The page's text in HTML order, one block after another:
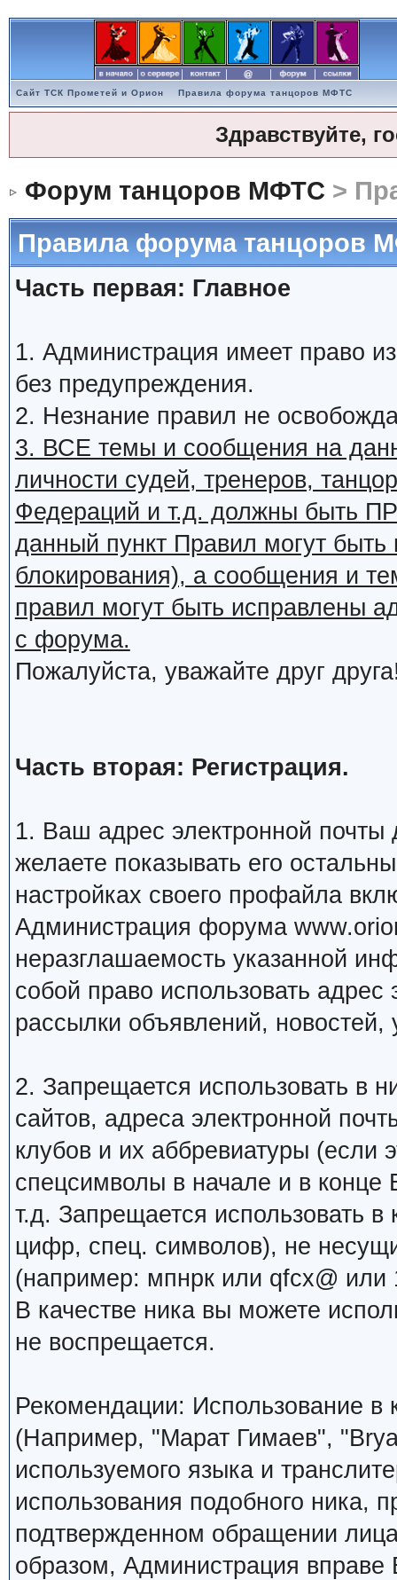
Сайт ТСК Прометей и Орион Правила форума танцоров МФТС
Здравствуйте,
Форум танцоров МФТС >
Правила форума танцоров
Часть первая: Главное
1. Администрация имеет право
без предупреждения.
2. Незнание правил не
3. ВСЕ темы и сообщения на
личности судей, тренеров,
Федераций и т.д. должны
данный пункт Правил могут
блокирования), а сообщения и
правил могут быть исправлены
с форума.
Пожалуйста, уважайте друг
Часть вторая: Регистрация.
1. Ваш адрес электронной
желаете показывать его
настройках своего профайла
Администрация форума
неразглашаемость указанной
собой право использовать
рассылки объявлений, новостей,
2. Запрещается использовать в
сайтов, адреса электронной
клубов и их аббревиатуры (если
спецсимволы в начале и в
т.д. Запрещается использовать
цифр, спец. символов), не
(например: мпнрк или qfcx@ или
В качестве ника вы можете
не воспрещается.
Рекомендации: Использование в
(Например, "Марат Гимаев",
используемого языка и
использования подобного ника,
подтвержденном обращении
образом, Администрация